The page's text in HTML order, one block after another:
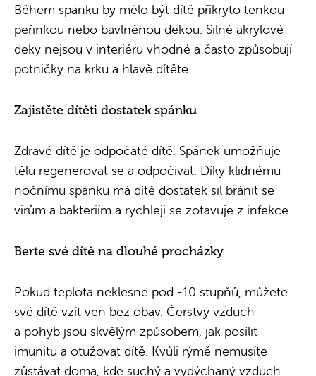
Během spánku by mělo být dítě přikryto tenkou
peřinkou nebo bavlněnou dekou. Silné akrylové
deky nejsou v interiéru vhodné a často způsobují
potničky na krku a hlavě dítěte.
Zajistěte dítěti dostatek spánku
Zdravé dítě je odpočaté dítě. Spánek umožňuje
tělu regenerovat se a odpočívat. Díky klidnému
nočnímu spánku má dítě dostatek sil bránit se
virům a bakteriím a rychleji se zotavuje z infekce.
Berte své dítě na dlouhé procházky
Pokud teplota neklesne pod -10 stupňů, můžete
své dítě vzít ven bez obav. Čerstvý vzduch
a pohyb jsou skvělým způsobem, jak posílit
imunitu a otužovat dítě. Kvůli rýmě nemusíte
zůstávat doma, kde suchý a vydýchaný vzduch